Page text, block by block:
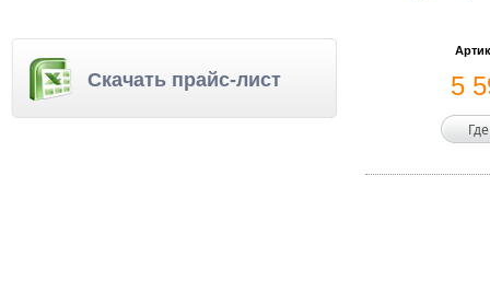
Скачать прайс-лист 5